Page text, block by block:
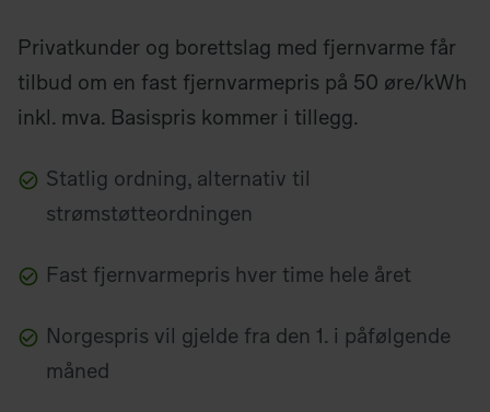
Privatkunder og borettslag med fjernvarme får
tilbud om en fast fjernvarmepris på 50 øre/kWh
inkl. mva. Basispris kommer i tillegg.
Statlig ordning, alternativ til
strømstøtteordningen
Fast fjernvarmepris hver time hele året
Norgespris vil gjelde fra den 1. i påfølgende
måned